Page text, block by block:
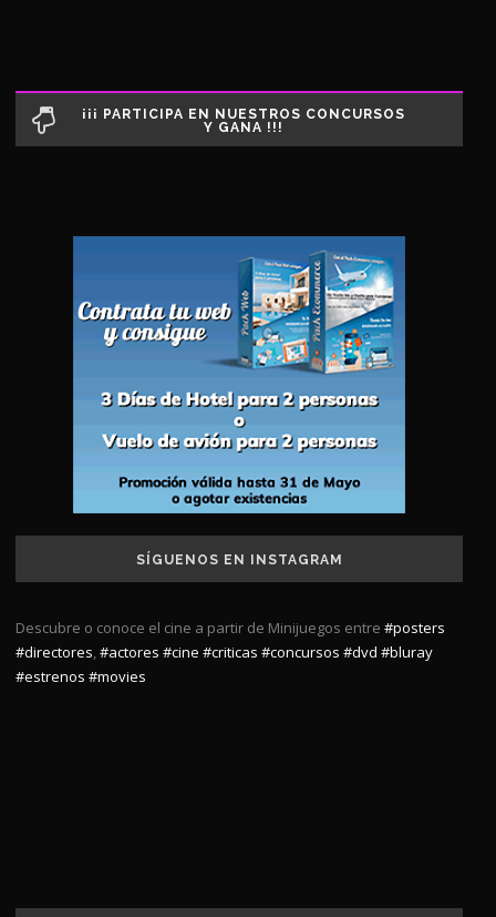
¡¡¡ PARTICIPA EN NUESTROS CONCURSOS
Y GANA !!!
SÍGUENOS EN INSTAGRAM
Descubre o conoce el cine a partir de Minijuegos entre #posters
#directores,#actores #cine #criticas #concursos #dvd #bluray
#estrenos #movies